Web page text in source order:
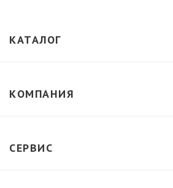
КАТАЛОГ
КОМПАНИЯ
СЕРВИС